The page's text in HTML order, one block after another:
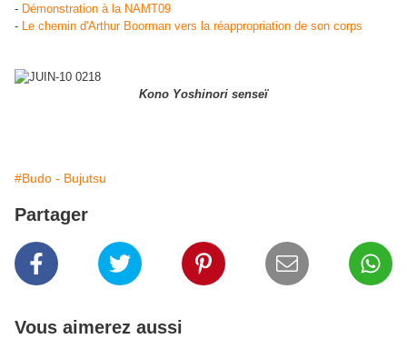
- Démonstration à la NAMT09
- Le chemin d'Arthur Boorman vers la réappropriation de son corps
Kono Yoshinori senseï
#Budo - Bujutsu
Partager
Vous aimerez aussi